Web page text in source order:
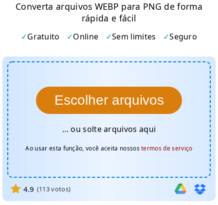
Converta arquivos WEBP para PNG de forma
rápida e fácil
Gratuito Online Sem limites Seguro
Escolher arquivos
… ou solte arquivos aqui
Ao usar esta função, você aceita nossostermos de serviço
4.9 (113votos)